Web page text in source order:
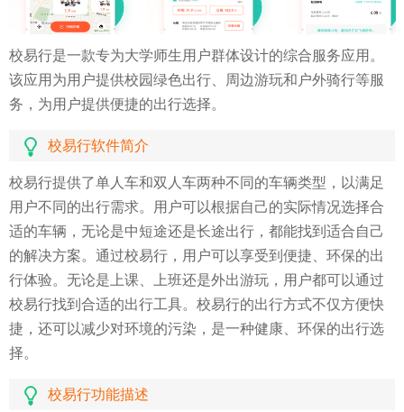
校易行是一款专为大学师生用户群体设计的综合服务应用。
该应用为用户提供校园绿色出行、周边游玩和户外骑行等服
务，为用户提供便捷的出行选择。
校易行软件简介
校易行提供了单人车和双人车两种不同的车辆类型，以满足
用户不同的出行需求。用户可以根据自己的实际情况选择合
适的车辆，无论是中短途还是长途出行，都能找到适合自己
的解决方案。通过校易行，用户可以享受到便捷、环保的出
行体验。无论是上课、上班还是外出游玩，用户都可以通过
校易行找到合适的出行工具。校易行的出行方式不仅方便快
捷，还可以减少对环境的污染，是一种健康、环保的出行选
择。
校易行功能描述